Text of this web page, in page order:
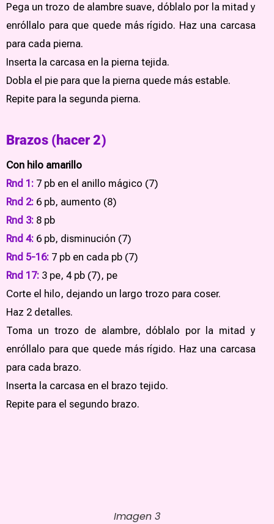
Pega un trozo de alambre suave, dóblalo por la mitad y
enróllalo para que quede más rígido. Haz una carcasa
para cada pierna.
Inserta la carcasa en la pierna tejida.
Dobla el pie para que la pierna quede más estable.
Repite para la segunda pierna.
Brazos (hacer 2)
Con hilo amarillo
Rnd 1: 7 pb en el anillo mágico (7)
Rnd 2: 6 pb, aumento (8)
Rnd 3: 8 pb
Rnd 4: 6 pb, disminución (7)
Rnd 5-16: 7 pb en cada pb (7)
Rnd 17: 3 pe, 4 pb (7), pe
Corte el hilo, dejando un largo trozo para coser.
Haz 2 detalles.
Toma un trozo de alambre, dóblalo por la mitad y
enróllalo para que quede más rígido. Haz una carcasa
para cada brazo.
Inserta la carcasa en el brazo tejido.
Repite para el segundo brazo.
Imagen 3